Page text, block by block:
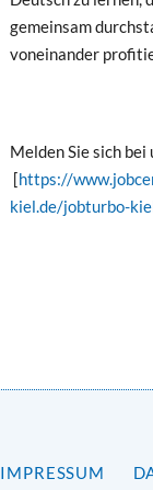
gemeinsam
voneinander
Melden Sie sich bei
[https://
kiel.de/jobturbo-
IMPRESSUM